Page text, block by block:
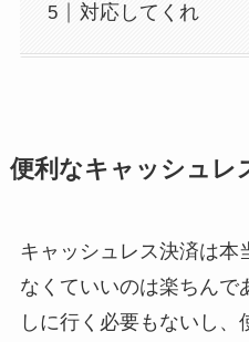
対応してくれ
便利なキャッシュレ
キャッシュレス決済は本
なくていいのは楽ちんで
しに行く必要もないし